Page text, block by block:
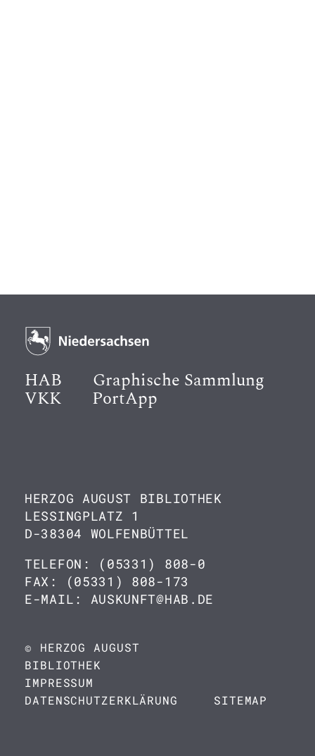
HAB Graphische Sammlung
VKK PortApp
HERZOG AUGUST BIBLIOTHEK
LESSINGPLATZ 1
D-38304 WOLFENBÜTTEL
TELEFON: (05331) 808-0
FAX: (05331) 808-173
E-MAIL: AUSKUNFT@HAB.DE
© HERZOG AUGUST
BIBLIOTHEK
IMPRESSUM
DATENSCHUTZERKLÄRUNG
SITEMAP